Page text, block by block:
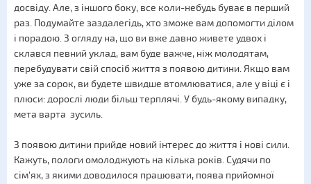
досвіду. Але, з іншого боку, все коли-небудь буває в перший
раз. Подумайте заздалегідь, хто зможе вам допомогти ділом
і порадою. З огляду на, що ви вже давно живете удвох і
склався певний уклад, вам буде важче, ніж молодятам,
перебудувати свій спосіб життя з появою дитини. Якщо вам
уже за сорок, ви будете швидше втомлюватися, але у віці є і
плюси: дорослі люди більш терплячі. У будь-якому випадку,
мета варта зусиль.
З появою дитини прийде новий інтерес до життя і нові сили.
Кажуть, пологи омолоджують на кілька років. Судячи по
сім'ях, з якими доводилося працювати, поява прийомної